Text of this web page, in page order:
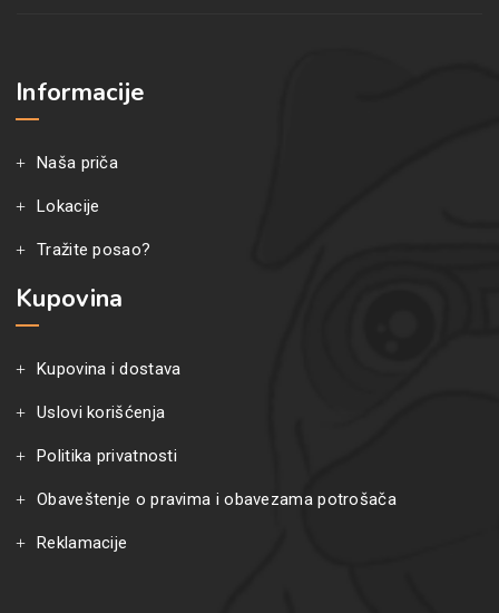
Informacije
Naša priča
Lokacije
Tražite posao?
Kupovina
Kupovina i dostava
Uslovi korišćenja
Politika privatnosti
Obaveštenje o pravima i obavezama potrošača
Reklamacije